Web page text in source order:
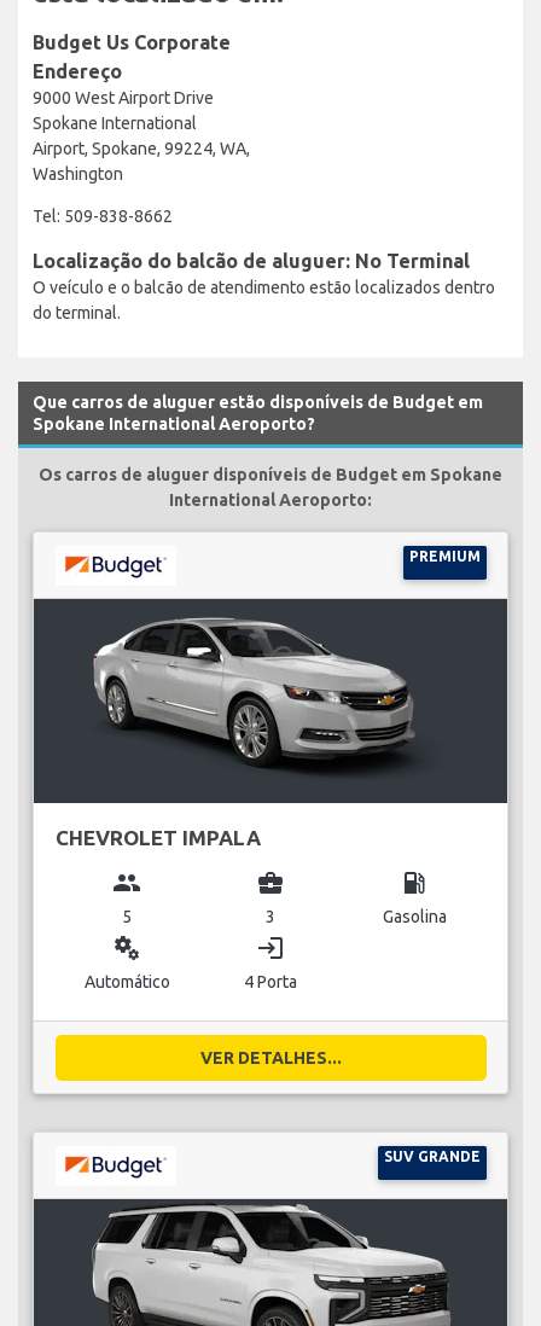
Budget Us Corporate
Endereço
9000 West Airport Drive
Spokane International
Airport, Spokane, 99224, WA,
Washington
Tel: 509-838-8662
Localização do balcão de aluguer: No Terminal
O veículo e o balcão de atendimento estão localizados dentro
do terminal.
Que carros de aluguer estão disponíveis de Budget em
Spokane International Aeroporto?
Os carros de aluguer disponíveis de Budget em Spokane
International Aeroporto:
PREMIUM
CHEVROLET IMPALA
group
5
business_center
3
local_gas_station
Gasolina
miscellaneous_services
Automático
login
4 Porta
VER DETALHES...
SUV GRANDE